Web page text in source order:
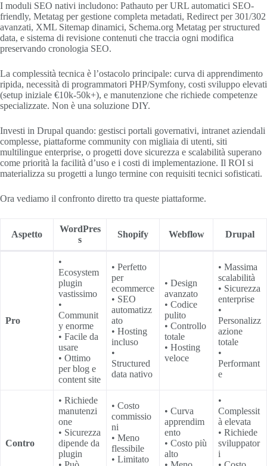
I moduli SEO nativi includono: Pathauto per URL automatici SEO-
friendly, Metatag per gestione completa metadati, Redirect per 301/302
avanzati, XML Sitemap dinamici, Schema.org Metatag per structured
data, e sistema di revisione contenuti che traccia ogni modifica
preservando cronologia SEO.
La complessità tecnica è l’ostacolo principale: curva di apprendimento
ripida, necessità di programmatori PHP/Symfony, costi sviluppo elevati
(setup iniziale €10k-50k+), e manutenzione che richiede competenze
specializzate. Non è una soluzione DIY.
Investi in Drupal quando: gestisci portali governativi, intranet aziendali
complesse, piattaforme community con migliaia di utenti, siti
multilingue enterprise, o progetti dove sicurezza e scalabilità superano
come priorità la facilità d’uso e i costi di implementazione. Il ROI si
materializza su progetti a lungo termine con requisiti tecnici sofisticati.
Ora vediamo il confronto diretto tra queste piattaforme.
Aspetto
WordPres
s
Shopify Webflow Drupal
Pro
•
Ecosystem
plugin
vastissimo
•
Communit
y enorme
• Facile da
usare
• Ottimo
per blog e
content site
• Perfetto
per
ecommerce
• SEO
automatizz
ato
• Hosting
incluso
•
Structured
data nativo
• Design
avanzato
• Codice
pulito
• Controllo
totale
• Hosting
veloce
• Massima
scalabilità
• Sicurezza
enterprise
•
Personalizz
azione
totale
•
Performant
e
Contro
• Richiede
manutenzi
one
• Sicurezza
dipende da
plugin
• Costo
commissio
ni
• Meno
flessibile
• Limitato
• Curva
apprendim
ento
• Costo più
alto
•
Complessit
à elevata
• Richiede
sviluppator
i